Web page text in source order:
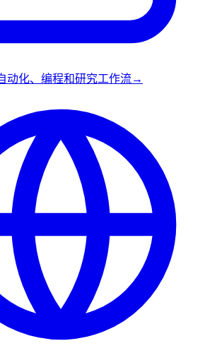
动化、编程和研究工作流→